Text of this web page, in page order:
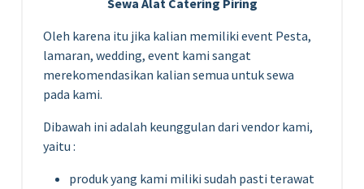
Sewa Alat Catering Piring
Oleh karena itu jika kalian memiliki event Pesta,
lamaran, wedding, event kami sangat
merekomendasikan kalian semua untuk sewa
pada kami.
Dibawah ini adalah keunggulan dari vendor kami,
yaitu :
produk yang kami miliki sudah pasti terawat